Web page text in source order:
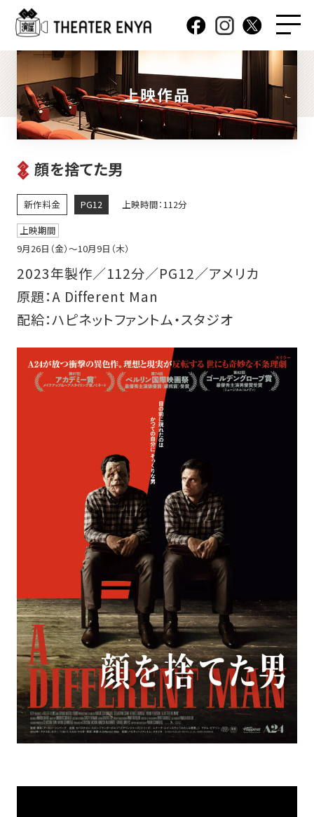
上映作品
顔を捨てた男
新作料金 PG12
上映時間：112分
上映期間
9月26日（金）〜10月9日（木）
2023年製作／112分／PG12／アメリカ
原題：A Different Man
配給：ハピネットファントム・スタジオ